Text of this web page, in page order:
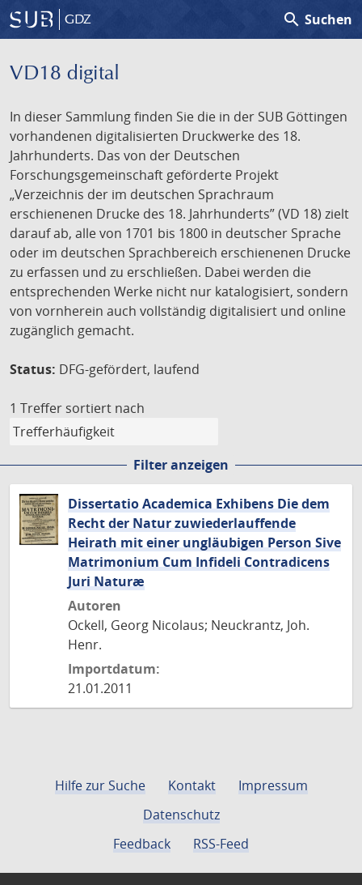
GDZ search Suchen
VD18 digital
In dieser Sammlung finden Sie die in der SUB Göttingen
vorhandenen digitalisierten Druckwerke des 18.
Jahrhunderts. Das von der Deutschen
Forschungsgemeinschaft geförderte Projekt
„Verzeichnis der im deutschen Sprachraum
erschienenen Drucke des 18. Jahrhunderts” (VD 18) zielt
darauf ab, alle von 1701 bis 1800 in deutscher Sprache
oder im deutschen Sprachbereich erschienenen Drucke
zu erfassen und zu erschließen. Dabei werden die
entsprechenden Werke nicht nur katalogisiert, sondern
von vornherein auch vollständig digitalisiert und online
zugänglich gemacht.
Status: DFG-gefördert, laufend
1 Treffer sortiert nach
Filter anzeigen
Dissertatio Academica Exhibens Die dem
Recht der Natur zuwiederlauffende
Heirath mit einer ungläubigen Person Sive
Matrimonium Cum Infideli Contradicens
Juri Naturæ
Autoren
Ockell, Georg Nicolaus; Neuckrantz, Joh.
Henr.
Importdatum:
21.01.2011
Hilfe zur Suche Kontakt
Impressum
Datenschutz
Feedback
RSS-Feed